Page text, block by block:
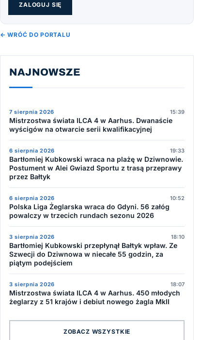
ZALOGUJ SIĘ
← WRÓĆ DO PORTALU
NAJNOWSZE
7 sierpnia 2026 15:39
Mistrzostwa świata ILCA 4 w Aarhus. Dwanaście
wyścigów na otwarcie serii kwalifikacyjnej
6 sierpnia 2026 19:33
Bartłomiej Kubkowski wraca na plażę w Dziwnowie.
Postument w Alei Gwiazd Sportu z trasą przeprawy
przez Bałtyk
6 sierpnia 2026 10:52
Polska Liga Żeglarska wraca do Gdyni. 56 załóg
powalczy w trzecich rundach sezonu 2026
3 sierpnia 2026 18:10
Bartłomiej Kubkowski przepłynął Bałtyk wpław. Ze
Szwecji do Dziwnowa w niecałe 55 godzin, za
piątym podejściem
3 sierpnia 2026 18:07
Mistrzostwa świata ILCA 4 w Aarhus. 450 młodych
żeglarzy z 51 krajów i debiut nowego żagla MkII
ZOBACZ WSZYSTKIE